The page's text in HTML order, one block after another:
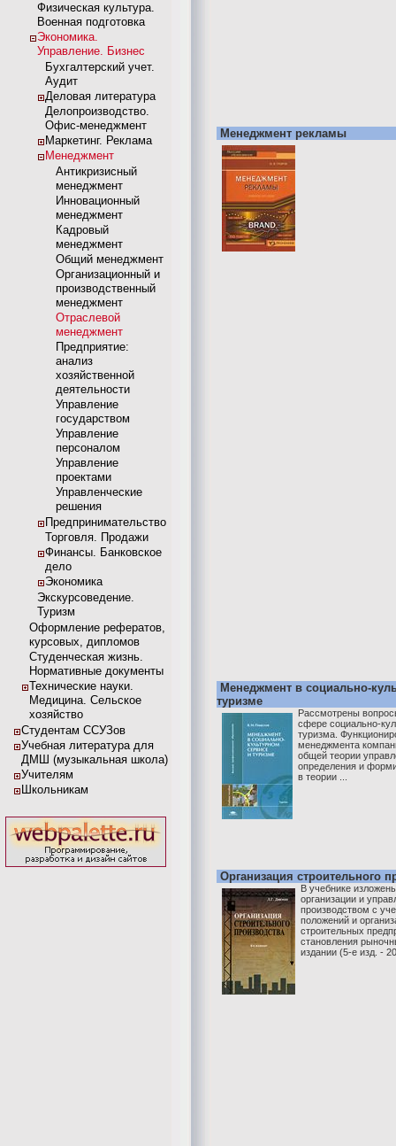
Физическая культура.
Военная подготовка
Экономика.
Управление. Бизнес
Бухгалтерский учет.
Аудит
Деловая литература
Делопроизводство.
Офис-менеджмент
Маркетинг. Реклама
Менеджмент
Антикризисный
менеджмент
Инновационный
менеджмент
Кадровый
менеджмент
Общий менеджмент
Организационный и
производственный
менеджмент
Отраслевой
менеджмент
Предприятие:
анализ
хозяйственной
деятельности
Управление
государством
Управление
персоналом
Управление
проектами
Управленческие
решения
Предпринимательство
Торговля. Продажи
Финансы. Банковское
дело
Экономика
Экскурсоведение.
Туризм
Оформление рефератов,
курсовых, дипломов
Студенческая жизнь.
Нормативные документы
Технические науки.
Медицина. Сельское
хозяйство
Студентам ССУЗов
Учебная литература для
ДМШ (музыкальная школа)
Учителям
Школьникам
Менеджмент рекламы
Менеджмент в социально-
туризме
Рассмотрены
сфере социально-
туризма.
менеджмента
общей теории
определения и
в теории ...
Организация строительного
В учебнике
организации и
производством с
положений и
строительных
становления
издании (5-е изд. -